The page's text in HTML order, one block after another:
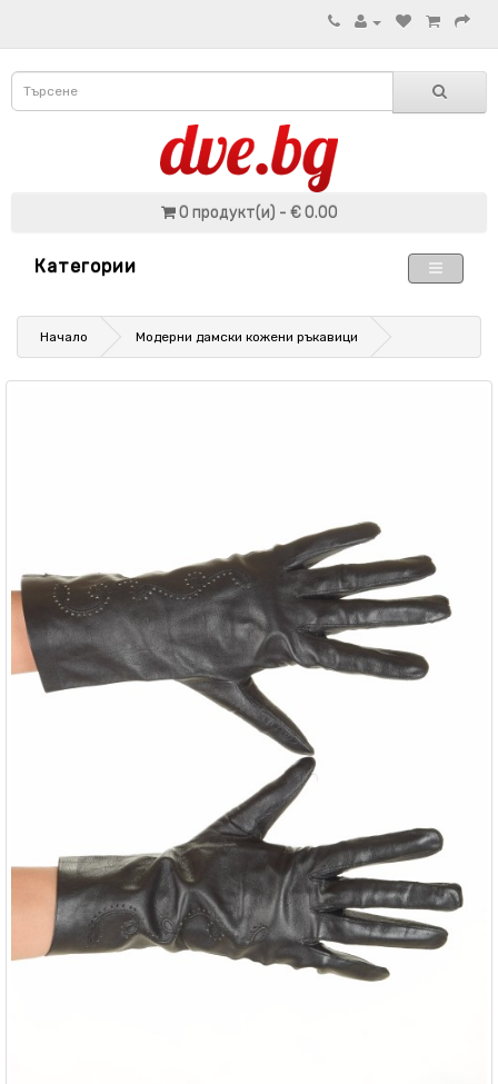
0 продукт(и) - € 0.00
Категории
Начало Модерни дамски кожени ръкавици